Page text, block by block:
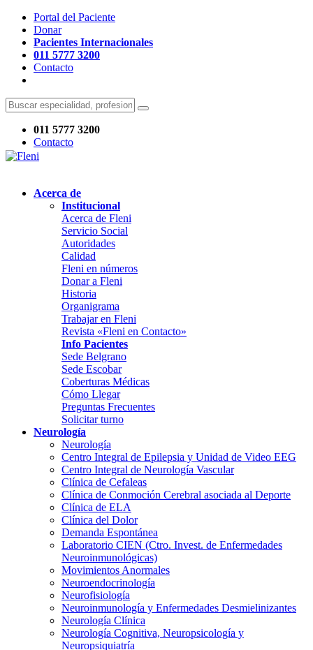
Portal del Paciente
Donar
Pacientes Internacionales
011 5777 3200
Contacto
011 5777 3200
Contacto
Acerca de
Institucional
Acerca de Fleni
Servicio Social
Autoridades
Calidad
Fleni en números
Donar a Fleni
Historia
Organigrama
Trabajar en Fleni
Revista «Fleni en Contacto»
Info Pacientes
Sede Belgrano
Sede Escobar
Coberturas Médicas
Cómo Llegar
Preguntas Frecuentes
Solicitar turno
Neurología
Neurología
Centro Integral de Epilepsia y Unidad de Video EEG
Centro Integral de Neurología Vascular
Clínica de Cefaleas
Clínica de Conmoción Cerebral asociada al Deporte
Clínica de ELA
Clínica del Dolor
Demanda Espontánea
Laboratorio CIEN (Ctro. Invest. de Enfermedades
Neuroinmunológicas)
Movimientos Anormales
Neuroendocrinología
Neurofisiología
Neuroinmunología y Enfermedades Desmielinizantes
Neurología Clínica
Neurología Cognitiva, Neuropsicología y
Neuropsiquiatría